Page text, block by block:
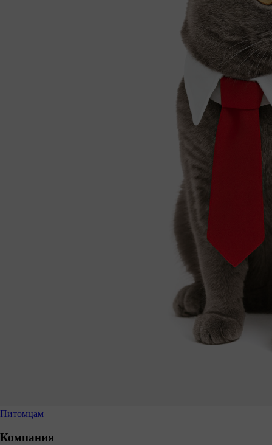
Питомцам
Компания